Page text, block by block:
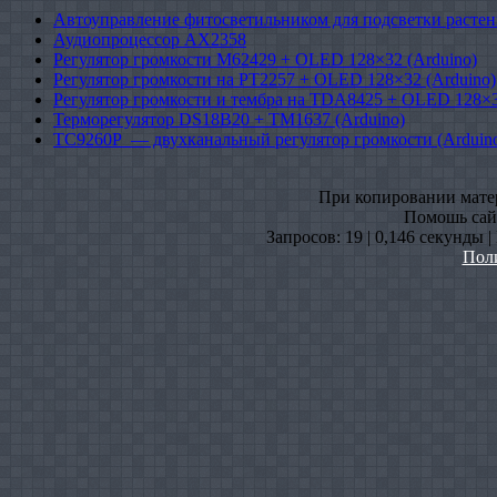
Автоуправление фитосветильником для подсветки
Аудиопроцессор AX2358
Регулятор громкости M62429 + OLED 128×32 (Arduino)
Регулятор громкости на PT2257 + OLED 128×32 (Arduino)
Регулятор громкости и тембра на TDA8425 + OLED
Терморегулятор DS18B20 + TM1637 (Arduino)
TC9260P — двухканальный регулятор громкости
При копировании
Помошь
Запросов: 19 | 0,146 секунды